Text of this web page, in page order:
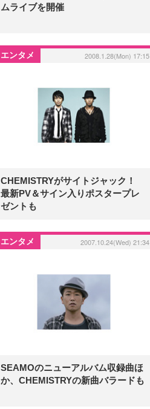
ムライブを開催
エンタメ 2008.1.28(Mon) 17:15
CHEMISTRYがサイトジャック！
最新PV＆サイン入りポスタープレ
ゼントも
エンタメ 2007.10.24(Wed) 21:34
SEAMOのニューアルバム収録曲ほ
か、CHEMISTRYの新曲バラードも